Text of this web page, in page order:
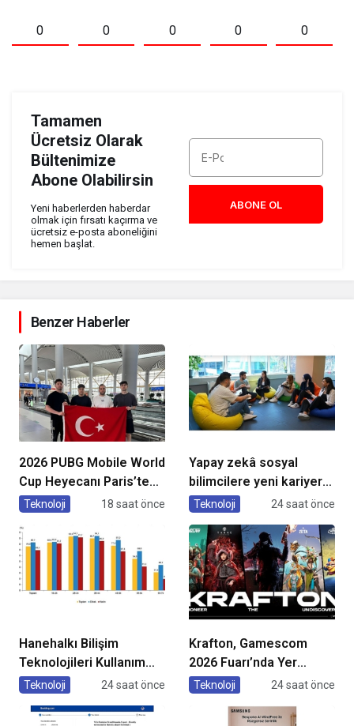
0 0 0 0 0
Tamamen
Ücretsiz Olarak
Bültenimize
Abone Olabilirsin
Yeni haberlerden haberdar
olmak için fırsatı kaçırma ve
ücretsiz e-posta aboneliğini
hemen başlat.
ABONE OL
Benzer Haberler
2026 PUBG Mobile World
Cup Heyecanı Paris’te
Başlıyor
Teknoloji 18 saat önce
Yapay zekâ sosyal
bilimcilere yeni kariyer
kapıları açıyor!
Teknoloji 24 saat önce
Hanehalkı Bilişim
Teknolojileri Kullanım
Araştırması, 2026
Teknoloji 24 saat önce
Krafton, Gamescom
2026 Fuarı’nda Yer
Alacak Oyunlarına Dair
Teknoloji 24 saat önce